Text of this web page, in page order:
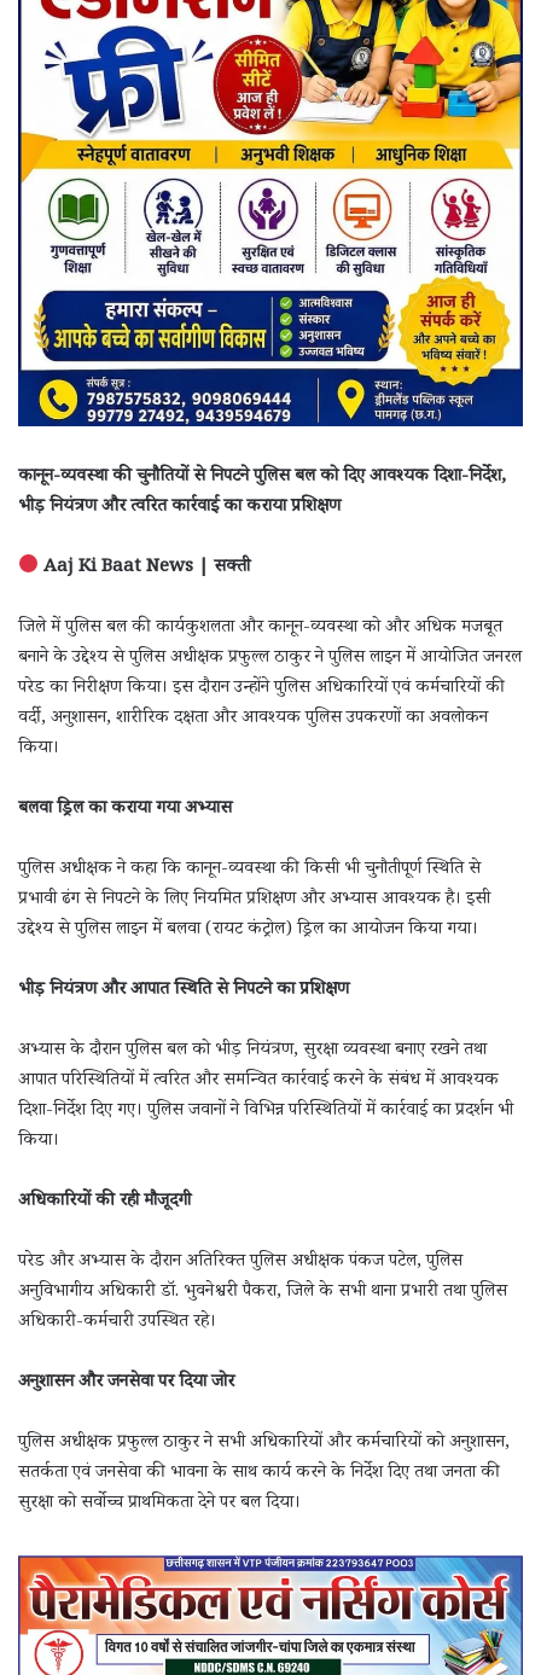
कानून-व्यवस्था की चुनौतियों से निपटने पुलिस बल को दिए आवश्यक दिशा-निर्देश,
भीड़ नियंत्रण और त्वरित कार्रवाई का कराया प्रशिक्षण
Aaj Ki Baat News | सक्ती
जिले में पुलिस बल की कार्यकुशलता और कानून-व्यवस्था को और अधिक मजबूत
बनाने के उद्देश्य से पुलिस अधीक्षक प्रफुल्ल ठाकुर ने पुलिस लाइन में आयोजित जनरल
परेड का निरीक्षण किया। इस दौरान उन्होंने पुलिस अधिकारियों एवं कर्मचारियों की
वर्दी, अनुशासन, शारीरिक दक्षता और आवश्यक पुलिस उपकरणों का अवलोकन
किया।
बलवा ड्रिल का कराया गया अभ्यास
पुलिस अधीक्षक ने कहा कि कानून-व्यवस्था की किसी भी चुनौतीपूर्ण स्थिति से
प्रभावी ढंग से निपटने के लिए नियमित प्रशिक्षण और अभ्यास आवश्यक है। इसी
उद्देश्य से पुलिस लाइन में बलवा (रायट कंट्रोल) ड्रिल का आयोजन किया गया।
भीड़ नियंत्रण और आपात स्थिति से निपटने का प्रशिक्षण
अभ्यास के दौरान पुलिस बल को भीड़ नियंत्रण, सुरक्षा व्यवस्था बनाए रखने तथा
आपात परिस्थितियों में त्वरित और समन्वित कार्रवाई करने के संबंध में आवश्यक
दिशा-निर्देश दिए गए। पुलिस जवानों ने विभिन्न परिस्थितियों में कार्रवाई का प्रदर्शन भी
किया।
अधिकारियों की रही मौजूदगी
परेड और अभ्यास के दौरान अतिरिक्त पुलिस अधीक्षक पंकज पटेल, पुलिस
अनुविभागीय अधिकारी डॉ. भुवनेश्वरी पैकरा, जिले के सभी थाना प्रभारी तथा पुलिस
अधिकारी-कर्मचारी उपस्थित रहे।
अनुशासन और जनसेवा पर दिया जोर
पुलिस अधीक्षक प्रफुल्ल ठाकुर ने सभी अधिकारियों और कर्मचारियों को अनुशासन,
सतर्कता एवं जनसेवा की भावना के साथ कार्य करने के निर्देश दिए तथा जनता की
सुरक्षा को सर्वोच्च प्राथमिकता देने पर बल दिया।